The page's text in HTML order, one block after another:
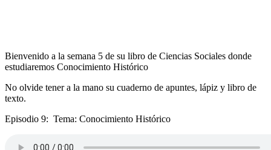
Bienvenido a la semana 5 de su libro de Ciencias Sociales donde
estudiaremos Conocimiento Histórico
No olvide tener a la mano su cuaderno de apuntes, lápiz y libro de
texto.
Episodio 9: Tema: Conocimiento Histórico